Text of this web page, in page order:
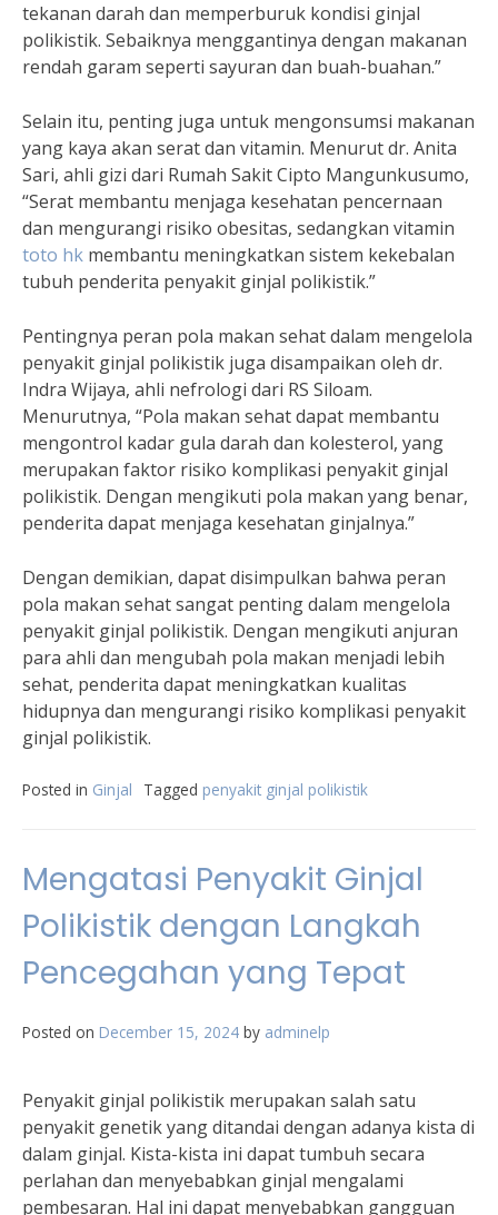
tekanan darah dan memperburuk kondisi ginjal
polikistik. Sebaiknya menggantinya dengan makanan
rendah garam seperti sayuran dan buah-buahan.”
Selain itu, penting juga untuk mengonsumsi makanan
yang kaya akan serat dan vitamin. Menurut dr. Anita
Sari, ahli gizi dari Rumah Sakit Cipto Mangunkusumo,
“Serat membantu menjaga kesehatan pencernaan
dan mengurangi risiko obesitas, sedangkan vitamin
toto hk membantu meningkatkan sistem kekebalan
tubuh penderita penyakit ginjal polikistik.”
Pentingnya peran pola makan sehat dalam mengelola
penyakit ginjal polikistik juga disampaikan oleh dr.
Indra Wijaya, ahli nefrologi dari RS Siloam.
Menurutnya, “Pola makan sehat dapat membantu
mengontrol kadar gula darah dan kolesterol, yang
merupakan faktor risiko komplikasi penyakit ginjal
polikistik. Dengan mengikuti pola makan yang benar,
penderita dapat menjaga kesehatan ginjalnya.”
Dengan demikian, dapat disimpulkan bahwa peran
pola makan sehat sangat penting dalam mengelola
penyakit ginjal polikistik. Dengan mengikuti anjuran
para ahli dan mengubah pola makan menjadi lebih
sehat, penderita dapat meningkatkan kualitas
hidupnya dan mengurangi risiko komplikasi penyakit
ginjal polikistik.
Posted in Ginjal Tagged penyakit ginjal polikistik
Mengatasi Penyakit Ginjal
Polikistik dengan Langkah
Pencegahan yang Tepat
Posted on December 15, 2024 by adminelp
Penyakit ginjal polikistik merupakan salah satu
penyakit genetik yang ditandai dengan adanya kista di
dalam ginjal. Kista-kista ini dapat tumbuh secara
perlahan dan menyebabkan ginjal mengalami
pembesaran. Hal ini dapat menyebabkan gangguan